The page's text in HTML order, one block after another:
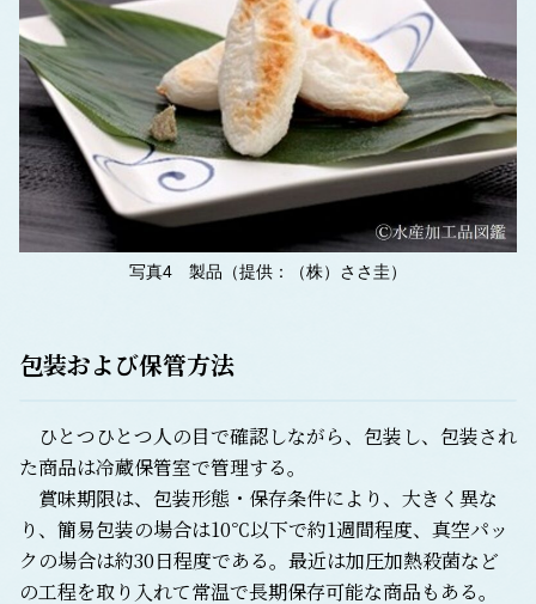
写真4 製品（提供：（株）ささ圭）
包装および保管方法
ひとつひとつ人の目で確認しながら、包装し、包装され
た商品は冷蔵保管室で管理する。
賞味期限は、包装形態・保存条件により、大きく異な
り、簡易包装の場合は10℃以下で約1週間程度、真空パッ
クの場合は約30日程度である。最近は加圧加熱殺菌など
の工程を取り入れて常温で長期保存可能な商品もある。